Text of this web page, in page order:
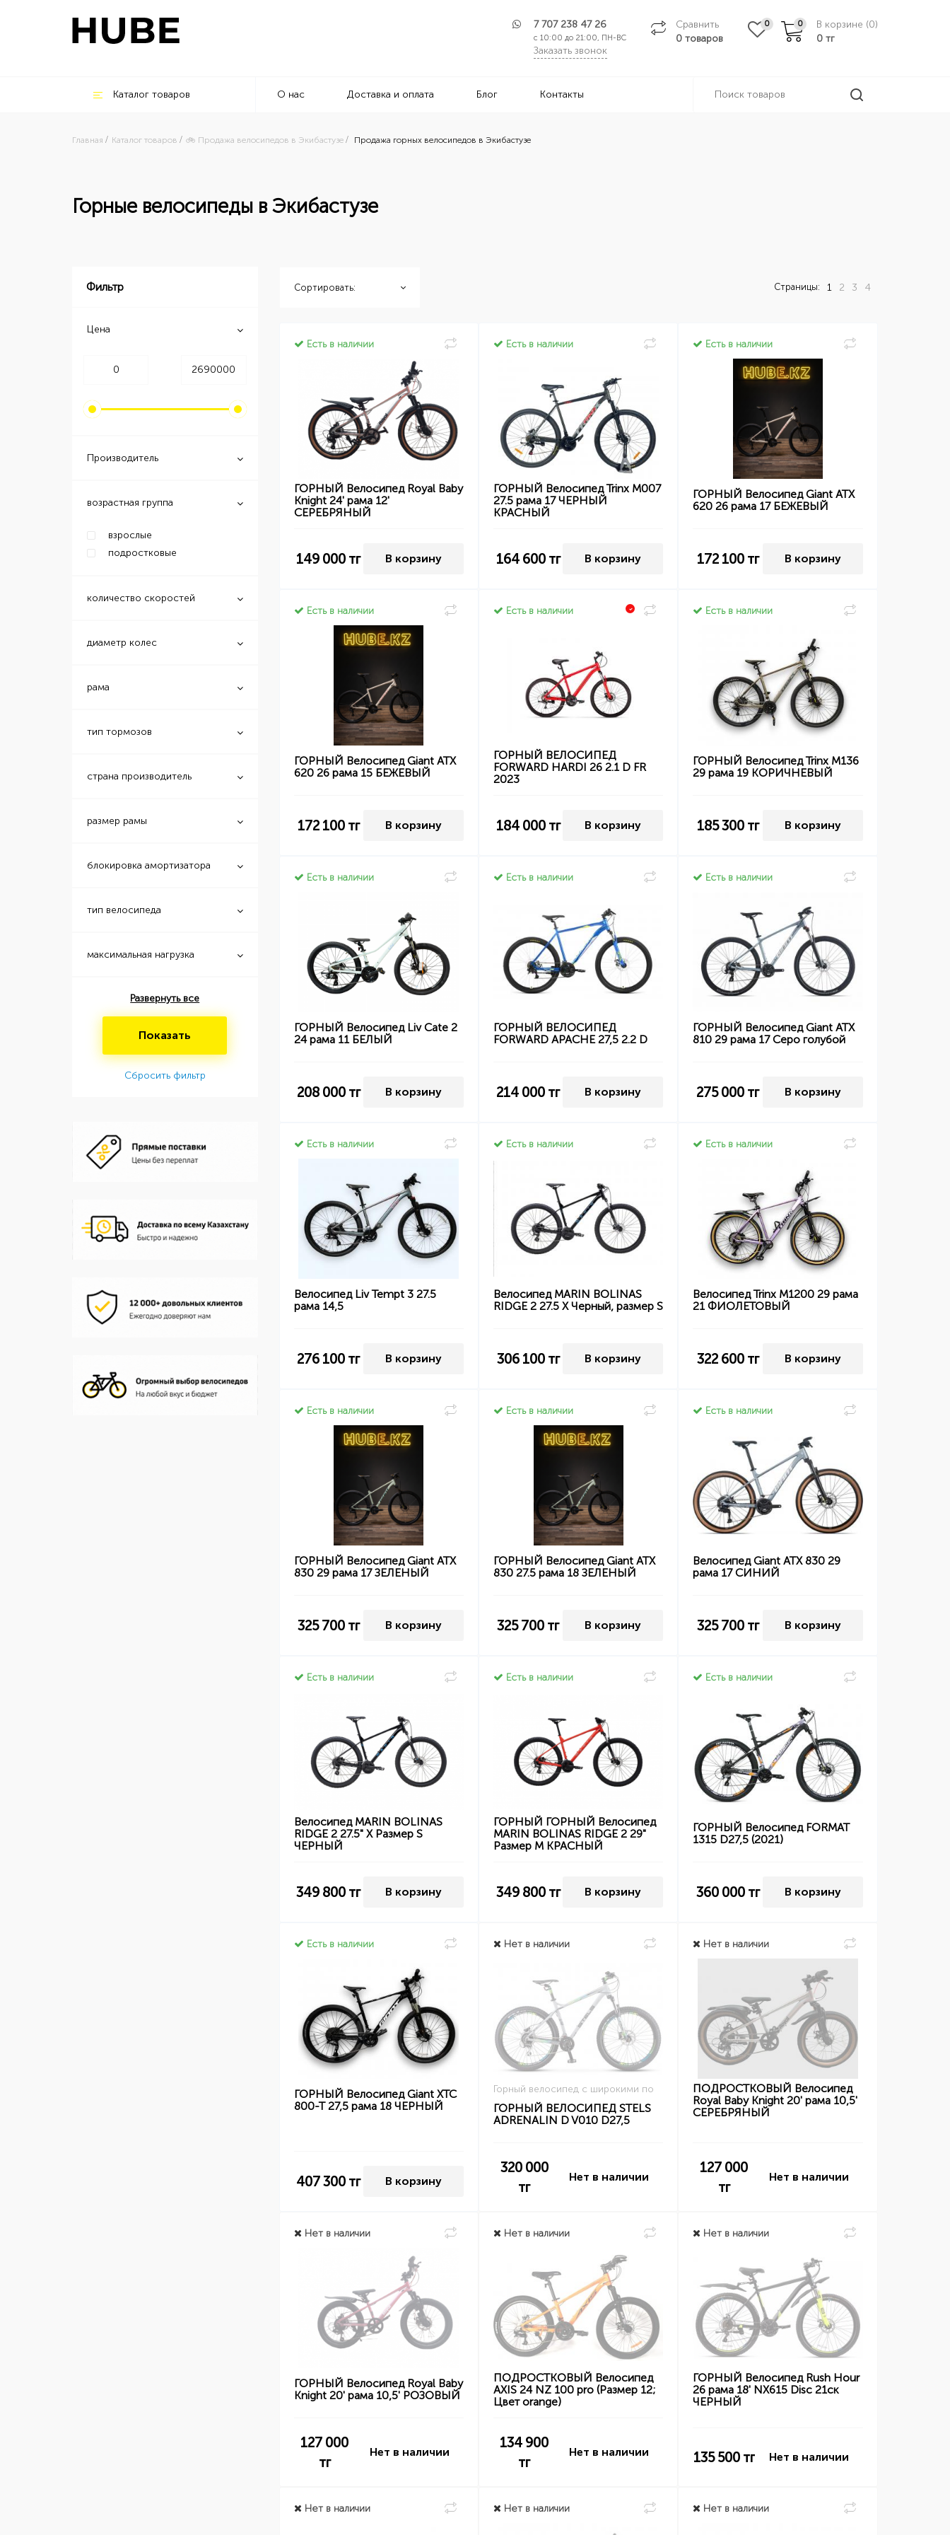
7 707 238 47 26
с 10:00 до 21:00, ПН-ВС
Заказать звонок
Сравнить
0 товаров
0 0 В корзине (0)
0 тг
Каталог товаров О нас Доставка и оплата Блог Контакты
Главная Каталог товаров 🚲 Продажа велосипедов в Экибастузе Продажа горных велосипедов в Экибастузе
Горные велосипеды в Экибастузе
Фильтр
Цена
Производитель
возрастная группа
взрослые
подростковые
количество скоростей
диаметр колес
рама
тип тормозов
страна производитель
размер рамы
блокировка амортизатора
тип велосипеда
максимальная нагрузка
Развернуть все
Показать
Сбросить фильтр
Сортировать: Страницы: 1 2 3 4
Есть в наличии
ГОРНЫЙ Велосипед Royal Baby
Knight 24' рама 12'
СЕРЕБРЯНЫЙ
149 000 тг В корзину
Есть в наличии
ГОРНЫЙ Велосипед Trinx M007
27.5 рама 17 ЧЕРНЫЙ
КРАСНЫЙ
164 600тг В корзину
Есть в наличии
ГОРНЫЙ Велосипед Giant ATX
620 26 рама 17 БЕЖЕВЫЙ
172 100тг В корзину
Есть в наличии
ГОРНЫЙ Велосипед Giant ATX
620 26 рама 15 БЕЖЕВЫЙ
172 100тг В корзину
Есть в наличии
ГОРНЫЙ ВЕЛОСИПЕД
FORWARD HARDI 26 2.1 D FR
2023
184 000тг В корзину
Есть в наличии
ГОРНЫЙ Велосипед Trinx M136
29 рама 19 КОРИЧНЕВЫЙ
185 300тг В корзину
Есть в наличии
ГОРНЫЙ Велосипед Liv Cate 2
24 рама 11 БЕЛЫЙ
208 000тг В корзину
Есть в наличии
ГОРНЫЙ ВЕЛОСИПЕД
FORWARD APACHE 27,5 2.2 D
214 000 тг В корзину
Есть в наличии
ГОРНЫЙ Велосипед Giant ATX
810 29 рама 17 Серо голубой
275 000 тг В корзину
Есть в наличии
Велосипед Liv Tempt 3 27.5
рама 14,5
276 100 тг В корзину
Есть в наличии
Велосипед MARIN BOLINAS
RIDGE 2 27.5 X Черный, размер S
306 100тг В корзину
Есть в наличии
Велосипед Trinx M1200 29 рама
21 ФИОЛЕТОВЫЙ
322 600тг В корзину
Есть в наличии
ГОРНЫЙ Велосипед Giant ATX
830 29 рама 17 ЗЕЛЕНЫЙ
325 700тг В корзину
Есть в наличии
ГОРНЫЙ Велосипед Giant ATX
830 27.5 рама 18 ЗЕЛЕНЫЙ
325 700 тг В корзину
Есть в наличии
Велосипед Giant ATX 830 29
рама 17 СИНИЙ
325 700тг В корзину
Есть в наличии
Велосипед MARIN BOLINAS
RIDGE 2 27.5" X Размер S
ЧЕРНЫЙ
349 800 тг В корзину
Есть в наличии
ГОРНЫЙ ГОРНЫЙ Велосипед
MARIN BOLINAS RIDGE 2 29"
Размер M КРАСНЫЙ
349 800тг В корзину
Есть в наличии
ГОРНЫЙ Велосипед FORMAT
1315 D27,5 (2021)
360 000тг В корзину
Есть в наличии
ГОРНЫЙ Велосипед Giant XTC
800-T 27,5 рама 18 ЧЕРНЫЙ
407 300 тг В корзину
Нет в наличии
Горный велосипед с широкими по
ГОРНЫЙ ВЕЛОСИПЕД STELS
ADRENALIN D V010 D27,5
320 000
тг
Нет в наличии
Нет в наличии
ПОДРОСТКОВЫЙ Велосипед
Royal Baby Knight 20' рама 10,5'
СЕРЕБРЯНЫЙ
127 000
тг
Нет в наличии
Нет в наличии
ГОРНЫЙ Велосипед Royal Baby
Knight 20' рама 10,5' РОЗОВЫЙ
127 000
тг
Нет в наличии
Нет в наличии
ПОДРОСТКОВЫЙ Велосипед
AXIS 24 NZ 100 pro (Размер 12;
Цвет orange)
134 900
тг
Нет в наличии
Нет в наличии
ГОРНЫЙ Велосипед Rush Hour
26 рама 18' NX615 Disc 21ск
ЧЕРНЫЙ
135 500тг Нет в наличии
Нет в наличии Нет в наличии Нет в наличии